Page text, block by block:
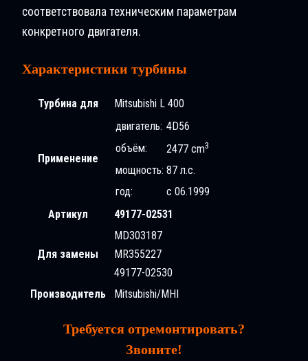
соответствовала техническим параметрам
конкретного двигателя.
Характеристики турбины
Турбина для Mitsubishi L 400
Применение
двигатель: 4D56
объём:
2477 cm3
мощность: 87 л.с.
год:
с 06.1999
Артикул
49177-02531
Для замены
MD303187
MR355227
49177-02530
Производитель
Mitsubishi/MHI
Требуется отремонтировать?
Звоните!